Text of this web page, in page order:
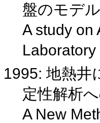
盤のモデ
A study on
1995: 地熱井
定性解析
A New